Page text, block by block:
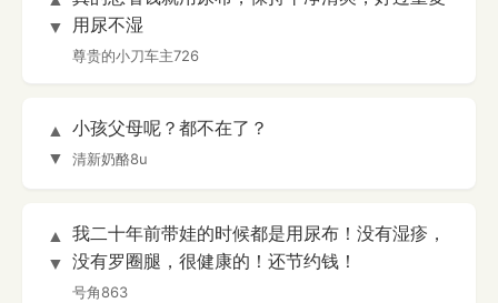
▼
用尿不湿
尊贵的小刀车主726
▲
▼
小孩父母呢？都不在了？
清新奶酪8u
▲
▼
我二十年前带娃的时候都是用尿布！没有湿疹，
没有罗圈腿，很健康的！还节约钱！
号角863